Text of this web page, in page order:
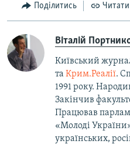
Поділитись
Віталій
Київський
та Крим.Реалії.
1991 року.
Закінчив
Працював
«Молоді
українських,